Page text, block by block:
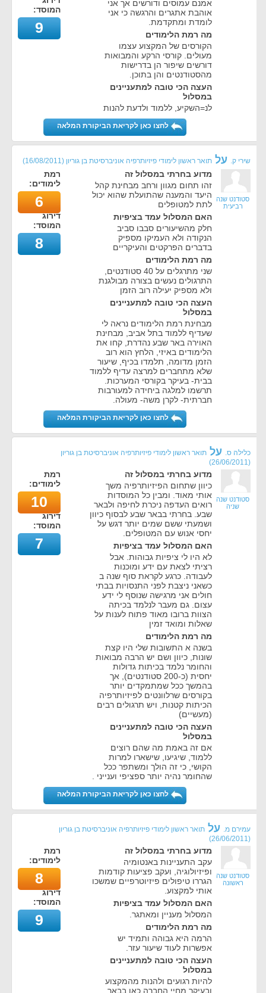
אמנם עמוסים ודורשים אך אני
אוהבת אתגרים והרגשה כי אני
לומדת ומתקדמת.
מה רמת הלימודים
הקורסים של המקצוע עצמו
מעולים. קורסי הרקע והמבואות
דורשים שיפור הן בדרישות
מהסטודנטים והן בתוכן.
העצה הכי טובה למתעניינים
במסלול
לנ=השקיע, ללמוד ולדעת להנות
המוסד:
9
לחצו כאן לקריאת הביקורת המלאה
שירי ק. על תואר ראשון לימודי פיזיותרפיה אוניברסיטת בן גוריון (
16/08/2011
)
סטודנט שנה
רביעית
מדוע בחרתי במסלול זה
זהו תחום מגוון ורחב מבחינת קהל
היעד והמענה שהתועלת שהוא יכול
לתת למטופלים
האם המסלול עמד בציפיות
חלק מהשיעורים סבבו סביב
הנקודה ולא העמיקו מספיק
בדברים הפרקטים והעיקריים
מה רמת הלימודים
שני מתרגלים על 40 סטודנטים,
התרגולים נעשים בצורה מבולגנת
ולא מספיק יעילה רוב הזמן
העצה הכי טובה למתעניינים
במסלול
מבחינת רמת הלימודים נראה לי
שעדיף ללמוד בתל אביב, מבחינת
האוירה באר שבע נהדרת, קחו את
הלימודים באיזי, הלחץ הוא רוב
הזמן מדומה, תלמדו בכיף, שיעור
שלא מתחברים למרצה עדיף ללמוד
בבית- בעיקר בקורסי המערכות.
תרשמו למלגה ביחידה למעורבות
חברתית- לקרן משה- מעולה.
רמת
לימודים:
6
דירוג
המוסד:
8
לחצו כאן לקריאת הביקורת המלאה
כלילה ס. על תואר ראשון לימודי פיזיותרפיה אוניברסיטת בן גוריון
(
26/06/2011
)
סטודנט שנה
שניה
מדוע בחרתי במסלול זה
כיוון שתחום הפיזיותרפיה משך
אותי מאוד. ומבין כל המוסדות
רואים העדפה ניכרת לחיפה ולבאר
שבע. בחרתי בבאר שבע לבסוף כיוון
ושמעתי ששם שמים יותר דגש על
יחסי אנוש עם המטופלים.
האם המסלול עמד בציפיות
לא היו לי ציפיות גבוהות. אבל
רציתי לצאת עם ידע ומוכנות
לעבודה. כרגע לקראת סוף שנה ב
כשאני ניצבת לפני התנסויות בבתי
חולים אני מרגישה שנוסף לי ידע
עצום. גם מעבר לנלמד בכיתה
הצוות ברובו מאוד פתוח לענות על
שאלות ומואד זמין
מה רמת הלימודים
בשנה א התשובות שלי היו קצת
שונות, כיוון ושם יש הרבה מבואות
והחומר נלמד בכיתות גדולות
יחסית (כ-200 סטודנטים), אך
בהמשך ככל שמתמקדים יותר
בקורסים שרלוונטים לפיזיותרפיה
הכיתות קטנות, ויש תרגולים רבים
(מעשיים)
העצה הכי טובה למתעניינים
במסלול
אם זה באמת מה שהם רוצים
ללמוד, שיגיעו, שישארו למרות
הקושי, כי זה הולך ומשתפר ככל
שהחומר נהיה יותר ספציפי וענייני .
רמת
לימודים:
10
דירוג
המוסד:
7
לחצו כאן לקריאת הביקורת המלאה
עמירם מ. על תואר ראשון לימודי פיזיותרפיה אוניברסיטת בן גוריון
(
26/06/2011
)
סטודנט שנה
ראשונה
מדוע בחרתי במסלול זה
עקב התעניינות באנטומיה
ופיזיולוגיה, ועקב פציעות קודמות
הגררו טיפולים פיזיוטרפיים שמשכו
אותי למקצוע.
האם המסלול עמד בציפיות
המסלול מעניין ומאתגר.
מה רמת הלימודים
הרמה היא גבוהה ותמיד יש
אפשרות לעוד שיעור עזר.
העצה הכי טובה למתעניינים
במסלול
להיות רגועים ולהנות מהמקצוע
ובעיקר מחיי החברה כאן בבאר
רמת
לימודים:
8
דירוג
המוסד:
9